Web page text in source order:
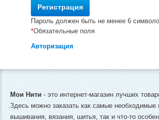
Пароль должен быть не менее 6
*Обязательные поля
Авторизация
Мои Нити - это интернет-магазин лучших
Здесь можно заказать как самые
вышивания, вязания, шитья, так и что-то